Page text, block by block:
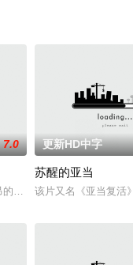
饰）从小受苦，因为母亲
平静的生活被一个陌生人
7.0
传世经典之作，继与克
更新HD中字
苏醒的亚当
该片又名《亚当复活